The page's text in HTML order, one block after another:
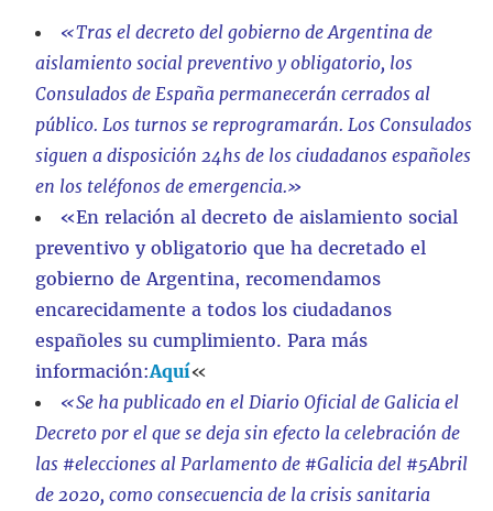
«Tras el decreto del gobierno de Argentina de
aislamiento social preventivo y obligatorio, los
Consulados de España permanecerán cerrados al
público. Los turnos se reprogramarán. Los Consulados
siguen a disposición 24hs de los ciudadanos españoles
en los teléfonos de emergencia.»
«En relación al decreto de aislamiento social
preventivo y obligatorio que ha decretado el
gobierno de Argentina, recomendamos
encarecidamente a todos los ciudadanos
españoles su cumplimiento. Para más
información:Aquí«
«Se ha publicado en el Diario Oficial de Galicia el
Decreto por el que se deja sin efecto la celebración de
las #elecciones al Parlamento de #Galicia del #5Abril
de 2020, como consecuencia de la crisis sanitaria